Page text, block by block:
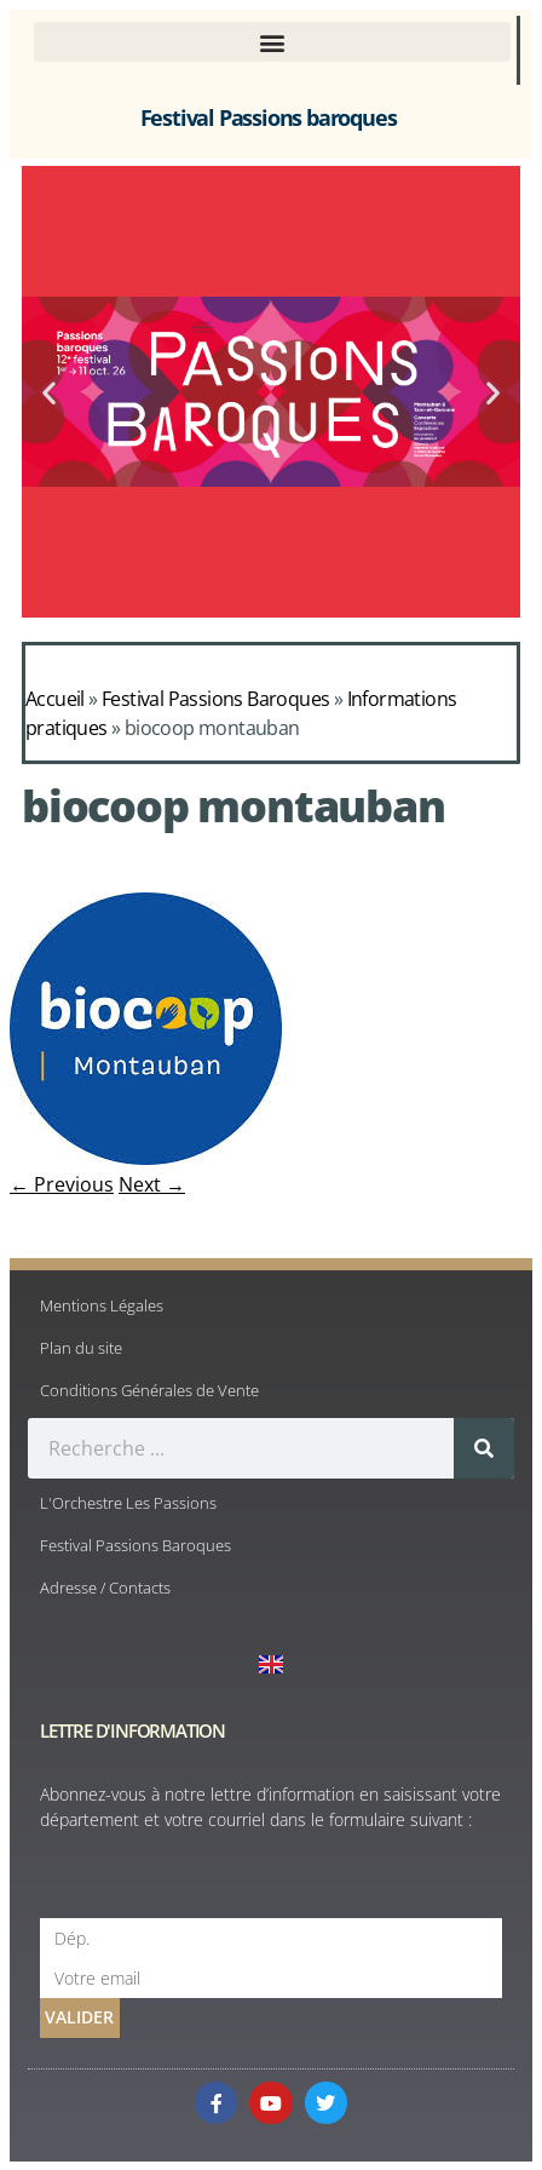
Festival Passions baroques
Accueil»Festival Passions Baroques»Informations
pratiques»biocoop montauban
biocoop montauban
← Previous Next →
Mentions Légales
Plan du site
Conditions Générales de Vente
L'Orchestre Les Passions
Festival Passions Baroques
Adresse / Contacts
LETTRE D'INFORMATION
Abonnez-vous à notre lettre d’information en saisissant votre
département et votre courriel dans le formulaire suivant :
VALIDER